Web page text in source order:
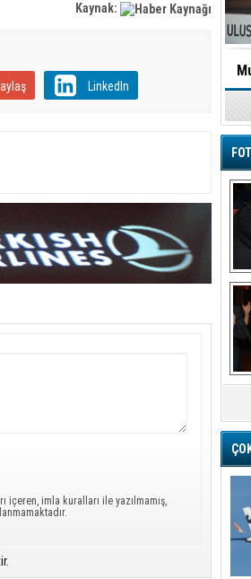
Kaynak:
LinkedIn
içeren, imla kuralları ile yazılmamış,